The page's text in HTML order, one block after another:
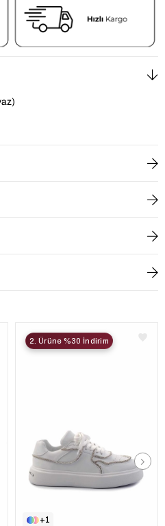
1
2. Ürüne %30 İndirim